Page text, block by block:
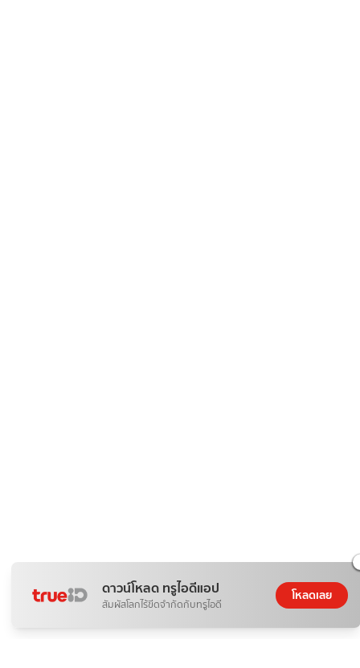
ดาวน์โหลด ทรูไอดีแอป
สัมผัสโลกไร้ขีดจำกัดกับทรูไอดี
โหลดเลย